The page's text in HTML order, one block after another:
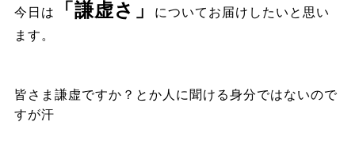
今日は 「謙虚さ」
についてお届けしたいと思い
ます。
皆さま謙虚ですか？とか人に聞ける身分ではないので
すが汗